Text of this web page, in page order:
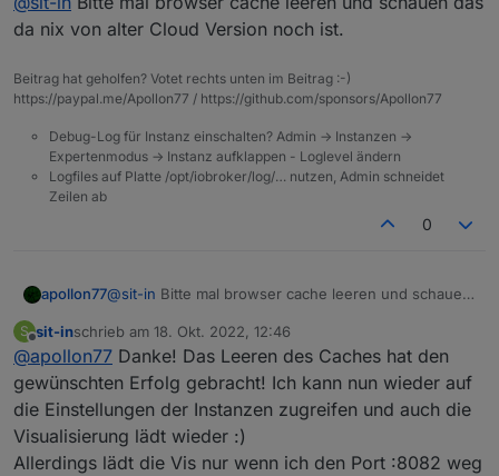
Ich war seit gut 2-3 Wochen nicht mehr über die Cloud
Einstellungen vieler Instanzen nicht mehr zugreifen kann
und auch die Vis läuft unteriobroker.pro:8082nicht
mehr.
Viele Grüße!
da nix von alter Cloud Version noch ist.
Beitrag hat geholfen? Votet rechts unten im Beitrag :-)
https://paypal.me/Apollon77 / https://github.com/sponsors/Apollon77
Debug-Log für Instanz einschalten? Admin -> Instanzen ->
Expertenmodus -> Instanz aufklappen - Loglevel ändern
Logfiles auf Platte /opt/iobroker/log/… nutzen, Admin schneidet
Zeilen ab
0
apollon77@sit-in Bitte mal browser cache leeren und schauen
S
Offline
sit-inschrieb am 18. Okt. 2022, 12:46
zuletzt editiert von
@apollon77 Danke! Das Leeren des Caches hat den
gewünschten Erfolg gebracht! Ich kann nun wieder auf
die Einstellungen der Instanzen zugreifen und auch die
Visualisierung lädt wieder :)
Allerdings lädt die Vis nur wenn ich den Port :8082 weg